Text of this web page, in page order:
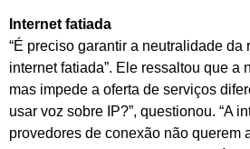
Internet fatiada
“É preciso garantir a neutralidade
internet fatiada”. Ele ressaltou que
mas impede a oferta de serviços
usar voz sobre IP?”, questionou. “A
provedores de conexão não querem